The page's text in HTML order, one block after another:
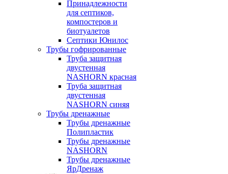
Принадлежности
для септиков,
компостеров и
биотуалетов
Септики Юнилос
Трубы гофрированные
Труба защитная
двустенная
NASHORN красная
Труба защитная
двустенная
NASHORN синяя
Трубы дренажные
Трубы дренажные
Полипластик
Трубы дренажные
NASHORN
Трубы дренажные
ЯрДренаж